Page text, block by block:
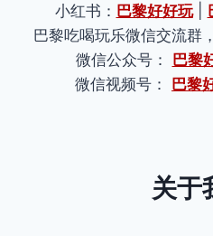
小红书： 巴黎好好玩|
巴黎吃喝玩乐微信交流群
微信公众号： 巴黎
微信视频号： 巴黎
关于